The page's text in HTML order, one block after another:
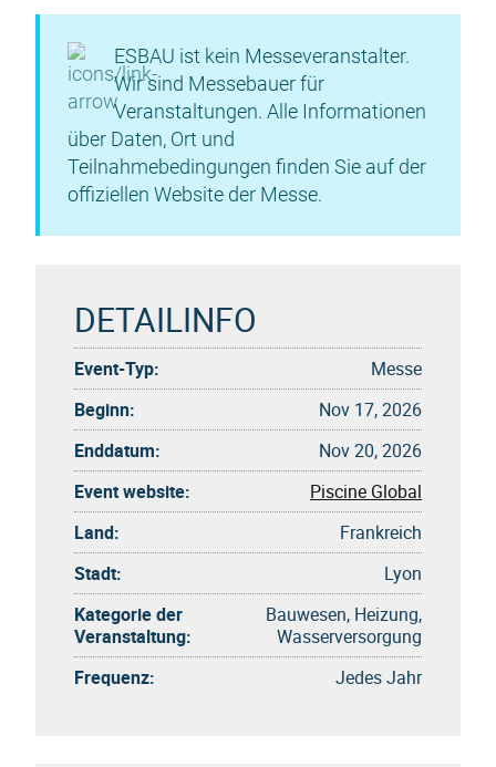
ESBAU ist kein Messeveranstalter.
Wir sind Messebauer für
Veranstaltungen. Alle Informationen
über Daten, Ort und
Teilnahmebedingungen finden Sie auf der
offiziellen Website der Messe.
DETAILINFO
Event-Typ:
Messe
Beginn:
Nov 17, 2026
Enddatum:
Nov 20, 2026
Event website:
Piscine Global
Land:
Frankreich
Stadt:
Lyon
Kategorie der
Veranstaltung:
Bauwesen, Heizung,
Wasserversorgung
Frequenz:
Jedes Jahr